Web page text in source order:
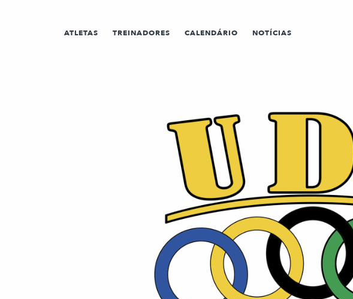
ATLETAS TREINADORES CALENDÁRIO NOTÍCIAS